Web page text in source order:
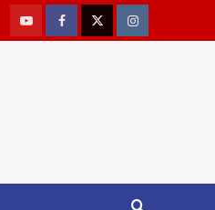
YoutubeFacebookTwitterInstagram